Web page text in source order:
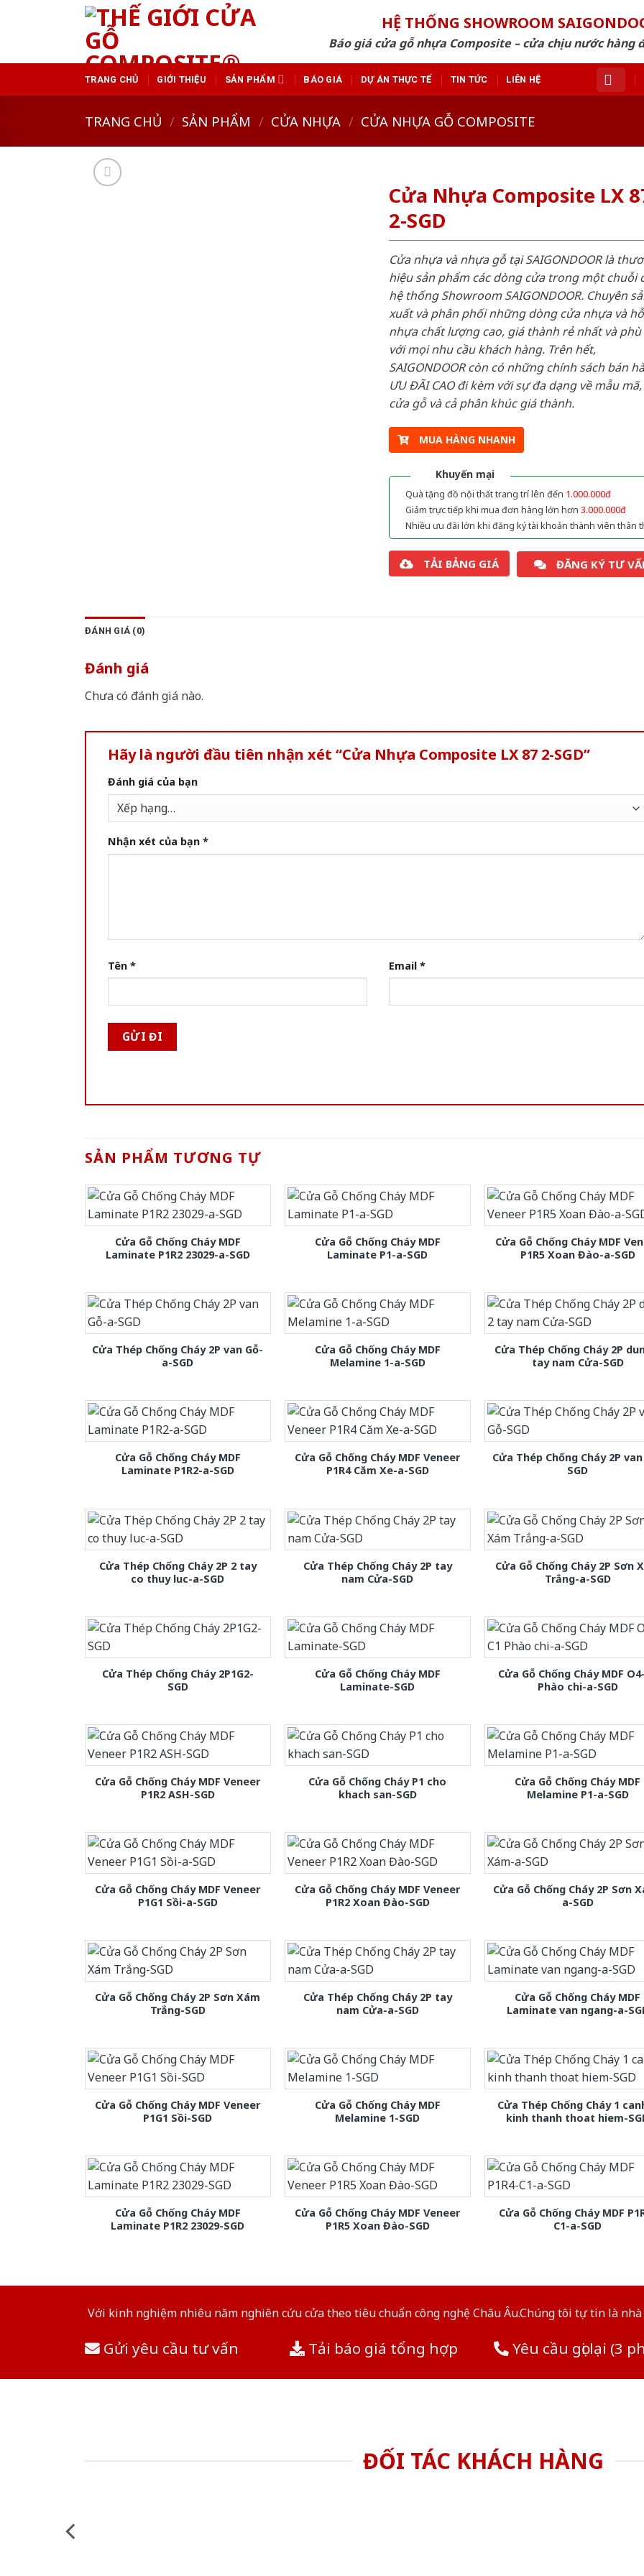
HỆ THỐNG SHOWROOM
Báo giá cửa gỗ nhựa Composite – cửa chịu nước hàng
TRANG CHỦ GIỚI THIỆU SẢN PHẨM BÁO GIÁ DỰ ÁN THỰC TẾ TIN TỨC LIÊN HỆ
TRANG CHỦ / SẢN PHẨM / CỬA NHỰA / CỬA NHỰA GỖ COMPOSITE
Cửa Nhựa Composite LX
2-SGD
Cửa nhựa và nhựa gỗ tại SAIGONDOOR là
hiệu sản phẩm các dòng cửa trong một chuỗi
hệ thống Showroom SAIGONDOOR. Chuyên
xuất và phân phối những dòng cửa nhựa và
nhựa chất lượng cao, giá thành rẻ nhất và
với mọi nhu cầu khách hàng. Trên hết,
SAIGONDOOR còn có những chính sách bán
ƯU ĐÃI CAO đi kèm với sự đa dạng về mẫu
cửa gỗ và cả phân khúc giá thành.
MUA HÀNG NHANH
Khuyến mại
Quà tặng đồ nội thất trang trí lên đến 1.000.000đ
Giảm trực tiếp khi mua đơn hàng lớn hơn 3.000.000đ
Nhiều ưu đãi lớn khi đăng ký tài khoản thành viên thân
TẢI BẢNG GIÁ ĐĂNG KÝ TƯ
ĐÁNH GIÁ (0)
Đánh giá
Chưa có đánh giá nào.
Hãy là người đầu tiên nhận xét “Cửa Nhựa Composite LX 87 2-SGD”
Đánh giá của bạn
Nhận xét của bạn *
Tên * Email *
SẢN PHẨM TƯƠNG TỰ
Cửa Gỗ Chống Cháy MDF
Laminate P1R2 23029-a-SGD
Cửa Gỗ Chống Cháy MDF
Laminate P1-a-SGD
Cửa Gỗ Chống Cháy MDF
P1R5 Xoan Đào-a-SGD
Cửa Thép Chống Cháy 2P van Gỗ-
a-SGD
Cửa Gỗ Chống Cháy MDF
Melamine 1-a-SGD
Cửa Thép Chống Cháy 2P
tay nam Cửa-SGD
Cửa Gỗ Chống Cháy MDF
Laminate P1R2-a-SGD
Cửa Gỗ Chống Cháy MDF Veneer
P1R4 Căm Xe-a-SGD
Cửa Thép Chống Cháy 2P
SGD
Cửa Thép Chống Cháy 2P 2 tay
co thuy luc-a-SGD
Cửa Thép Chống Cháy 2P tay
nam Cửa-SGD
Cửa Gỗ Chống Cháy 2P Sơn
Trắng-a-SGD
Cửa Thép Chống Cháy 2P1G2-
SGD
Cửa Gỗ Chống Cháy MDF
Laminate-SGD
Cửa Gỗ Chống Cháy MDF
Phào chi-a-SGD
Cửa Gỗ Chống Cháy MDF Veneer
P1R2 ASH-SGD
Cửa Gỗ Chống Cháy P1 cho
khach san-SGD
Cửa Gỗ Chống Cháy MDF
Melamine P1-a-SGD
Cửa Gỗ Chống Cháy MDF Veneer
P1G1 Sồi-a-SGD
Cửa Gỗ Chống Cháy MDF Veneer
P1R2 Xoan Đào-SGD
Cửa Gỗ Chống Cháy 2P Sơn
a-SGD
Cửa Gỗ Chống Cháy 2P Sơn Xám
Trắng-SGD
Cửa Thép Chống Cháy 2P tay
nam Cửa-a-SGD
Cửa Gỗ Chống Cháy MDF
Laminate van ngang-a-
Cửa Gỗ Chống Cháy MDF Veneer
P1G1 Sồi-SGD
Cửa Gỗ Chống Cháy MDF
Melamine 1-SGD
Cửa Thép Chống Cháy 1
kinh thanh thoat hiem-
Cửa Gỗ Chống Cháy MDF
Laminate P1R2 23029-SGD
Cửa Gỗ Chống Cháy MDF Veneer
P1R5 Xoan Đào-SGD
Cửa Gỗ Chống Cháy MDF
C1-a-SGD
Với kinh nghiệm nhiêu năm nghiên cứu cửa theo tiêu chuẩn công nghệ Châu Âu.Chúng tôi tự tin là
Gửi yêu cầu tư vấn Tải báo giá tổng hợp Yêu cầu gọi lại (3
ĐỐI TÁC KHÁCH HÀNG